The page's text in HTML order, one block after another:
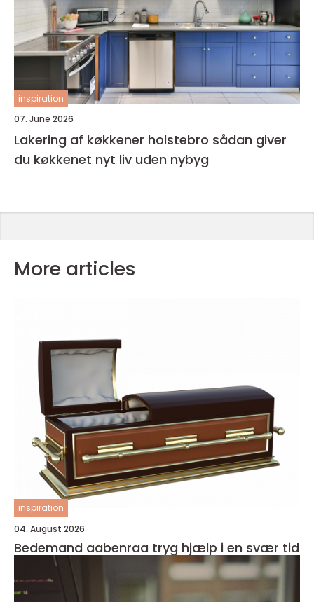
inspiration
07. June 2026
Lakering af køkkener holstebro sådan giver
du køkkenet nyt liv uden nybyg
More articles
inspiration
04. August 2026
Bedemand aabenraa tryg hjælp i en svær tid